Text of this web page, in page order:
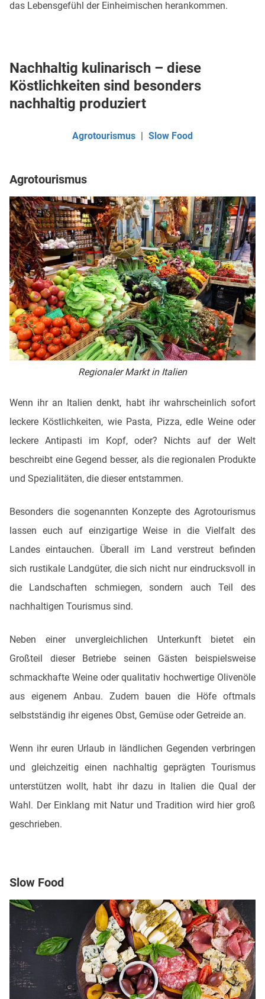
das Lebensgefühl der Einheimischen herankommen.
Nachhaltig kulinarisch – diese
Köstlichkeiten sind besonders
nachhaltig produziert
Agrotourismus | Slow Food
Agrotourismus
Regionaler Markt in Italien
Wenn ihr an Italien denkt, habt ihr wahrscheinlich sofort
leckere Köstlichkeiten, wie Pasta, Pizza, edle Weine oder
leckere Antipasti im Kopf, oder? Nichts auf der Welt
beschreibt eine Gegend besser, als die regionalen Produkte
und Spezialitäten, die dieser entstammen.
Besonders die sogenannten Konzepte des Agrotourismus
lassen euch auf einzigartige Weise in die Vielfalt des
Landes eintauchen. Überall im Land verstreut befinden
sich rustikale Landgüter, die sich nicht nur eindrucksvoll in
die Landschaften schmiegen, sondern auch Teil des
nachhaltigen Tourismus sind.
Neben einer unvergleichlichen Unterkunft bietet ein
Großteil dieser Betriebe seinen Gästen beispielsweise
schmackhafte Weine oder qualitativ hochwertige Olivenöle
aus eigenem Anbau. Zudem bauen die Höfe oftmals
selbstständig ihr eigenes Obst, Gemüse oder Getreide an.
Wenn ihr euren Urlaub in ländlichen Gegenden verbringen
und gleichzeitig einen nachhaltig geprägten Tourismus
unterstützen wollt, habt ihr dazu in Italien die Qual der
Wahl. Der Einklang mit Natur und Tradition wird hier groß
geschrieben.
Slow Food